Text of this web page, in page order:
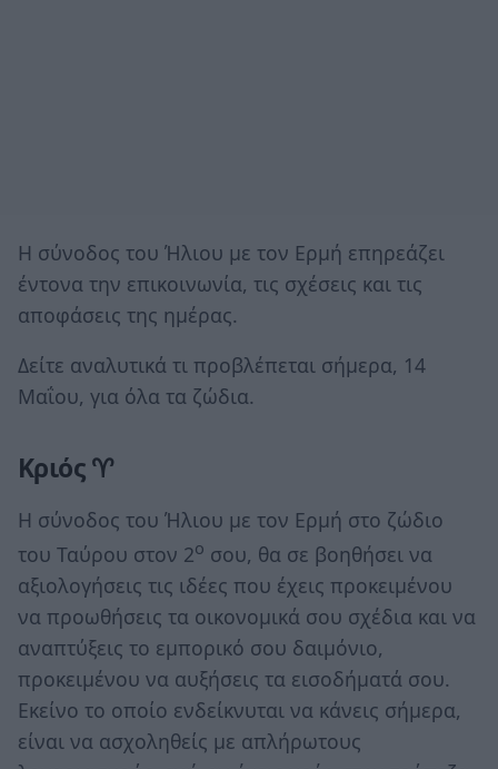
Η σύνοδος του Ήλιου με τον Ερμή επηρεάζει
έντονα την επικοινωνία, τις σχέσεις και τις
αποφάσεις της ημέρας.
Δείτε αναλυτικά τι προβλέπεται σήμερα, 14
Μαΐου, για όλα τα ζώδια.
Κριός ♈
Η σύνοδος του Ήλιου με τον Ερμή στο ζώδιο
του Ταύρου στον 2ο σου, θα σε βοηθήσει να
αξιολογήσεις τις ιδέες που έχεις προκειμένου
να προωθήσεις τα οικονομικά σου σχέδια και να
αναπτύξεις το εμπορικό σου δαιμόνιο,
προκειμένου να αυξήσεις τα εισοδήματά σου.
Εκείνο το οποίο ενδείκνυται να κάνεις σήμερα,
είναι να ασχοληθείς με απλήρωτους